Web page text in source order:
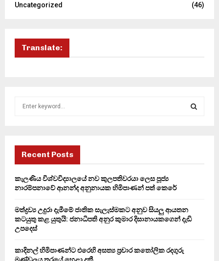
Uncategorized
(46)
Translate:
f
r
H
Recent Posts
කැලණිය විශ්වවිද්‍යාලයේ නව කුලපතිවරයා ලෙස පූජ්‍ය
නාරම්පනාවේ ආනන්ද අනුනායක හිමිපාණන් පත් කෙරේ
මත්ද්‍රව්‍ය උදුරා දැමීමේ ජාතික සැලැස්මකට අනුව සියලු ආයතන
කටයුතු කළ යුතුයි: ජනාධිපති අනුර කුමාර දිසානායකගෙන් දැඩි
උපදෙස්
කාදිනල් හිමිපාණන්ට එරෙහි අසත්‍ය ප්‍රචාර කතෝලික රදගුරු
මණ්ඩලය තරයේ හෙළා දකී